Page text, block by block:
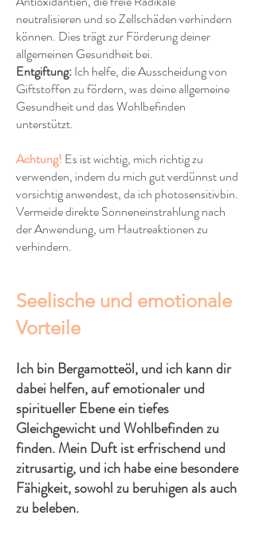
neutralisieren und so Zellschäden verhindern
können. Dies trägt zur Förderung deiner
allgemeinen Gesundheit bei.
Entgiftung:Ich helfe, die Ausscheidung von
Giftstoffen zu fördern, was deine allgemeine
Gesundheit und das Wohlbefinden
unterstützt.
Achtung! Es ist wichtig, mich richtig zu
verwenden, indem du mich gut verdünnst und
vorsichtig anwendest, da ich photosensitivbin.
Vermeide direkte Sonneneinstrahlung nach
der Anwendung, um Hautreaktionen zu
verhindern.
Seelische und emotionale
Vorteile
Ich bin Bergamotteöl, und ich kann dir
dabei helfen, auf emotionaler und
spiritueller Ebene ein tiefes
Gleichgewicht und Wohlbefinden zu
finden. Mein Duft ist erfrischend und
zitrusartig, und ich habe eine besondere
Fähigkeit, sowohl zu beruhigen als auch
zu beleben.